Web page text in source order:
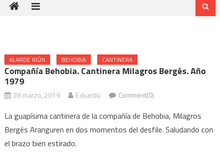
ALARDE IRÚN BEHOBIA CANTINERA
Compañía Behobia. Cantinera Milagros Bergés. Año
1979
28 marzo, 2019 Eduardo Comment(0)
La guapísima cantinera de la compañía de Behobia, Milagros
Bergés Aranguren en dos momentos del desfile. Saludando con
el brazo bien estirado.